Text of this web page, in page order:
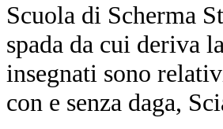
Scuola di Scherma
spada da cui deriva
insegnati sono
con e senza daga,